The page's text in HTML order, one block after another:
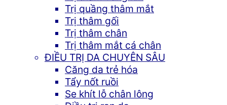
Trị quầng thâm mắt
Trị thâm gối
Trị thâm chân
Trị thâm mắt cá chân
ĐIỀU TRỊ DA CHUYÊN SÂU
Căng da trẻ hóa
Tẩy nốt ruồi
Se khít lỗ chân lông